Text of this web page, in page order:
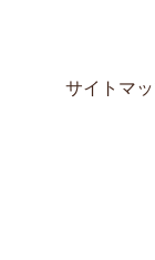
サイトマ